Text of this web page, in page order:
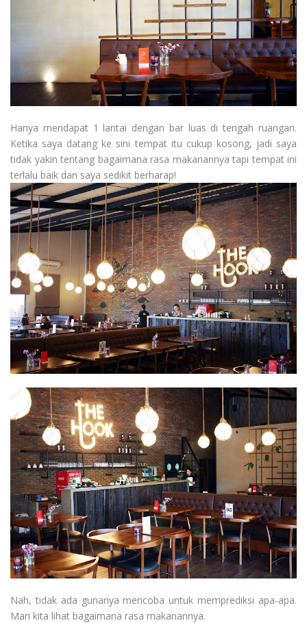
Hanya mendapat 1 lantai dengan bar luas di tengah ruangan.
Ketika saya datang ke sini tempat itu cukup kosong, jadi saya
tidak yakin tentang bagaimana rasa makanannya tapi tempat ini
terlalu baik dan saya sedikit berharap!
Nah, tidak ada gunanya mencoba untuk memprediksi apa-apa.
Mari kita lihat bagaimana rasa makanannya.